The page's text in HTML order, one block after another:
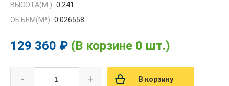
ВЫСОТА(М.): 0.241
ОБЪЕМ(M³): 0.026558
129 360 ₽ (В корзине 0 шт.)
- + В корзину